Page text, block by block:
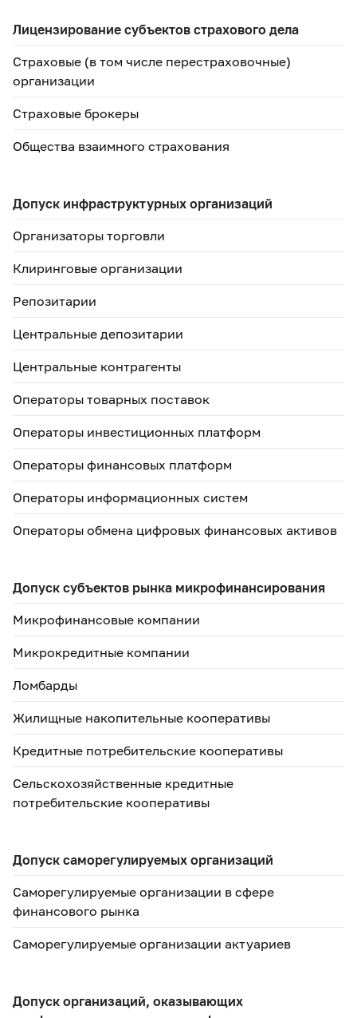
Лицензирование субъектов страхового дела
Страховые (в том числе перестраховочные)
организации
Страховые брокеры
Общества взаимного страхования
Допуск инфраструктурных организаций
Организаторы торговли
Клиринговые организации
Репозитарии
Центральные депозитарии
Центральные контрагенты
Операторы товарных поставок
Операторы инвестиционных платформ
Операторы финансовых платформ
Операторы информационных систем
Операторы обмена цифровых финансовых активов
Допуск субъектов рынка микрофинансирования
Микрофинансовые компании
Микрокредитные компании
Ломбарды
Жилищные накопительные кооперативы
Кредитные потребительские кооперативы
Сельскохозяйственные кредитные
потребительские кооперативы
Допуск саморегулируемых организаций
Саморегулируемые организации в сфере
финансового рынка
Саморегулируемые организации актуариев
Допуск организаций, оказывающих